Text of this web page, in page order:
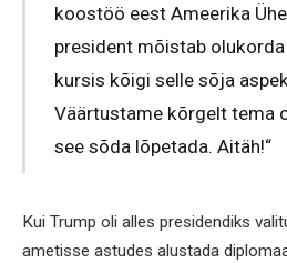
koostöö eest Ameerika
president mõistab
kursis kõigi selle sõja
Väärtustame kõrgelt tema
see sõda lõpetada. Aitäh!“
Kui Trump oli alles presidendiks
ametisse astudes alustada